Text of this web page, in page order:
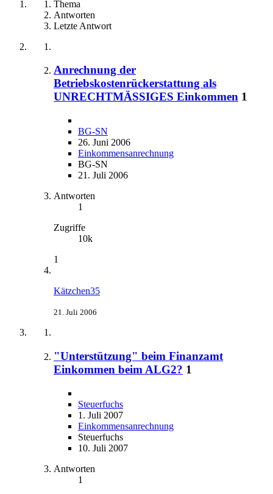
Thema
Antworten
Letzte Antwort
Anrechnung der
Betriebskostenrückerstattung als
UNRECHTMÄSSIGES Einkommen 1
BG-SN
26. Juni 2006
Einkommensanrechnung
BG-SN
21. Juli 2006
Antworten
1
Zugriffe
10k
1
Kätzchen35
21. Juli 2006
"Unterstützung" beim Finanzamt
Einkommen beim ALG2? 1
Steuerfuchs
1. Juli 2007
Einkommensanrechnung
Steuerfuchs
10. Juli 2007
Antworten
1